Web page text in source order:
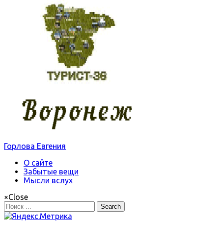
Горлова Евгения
О сайте
Забытые вещи
Мысли вслух
×Close
Search